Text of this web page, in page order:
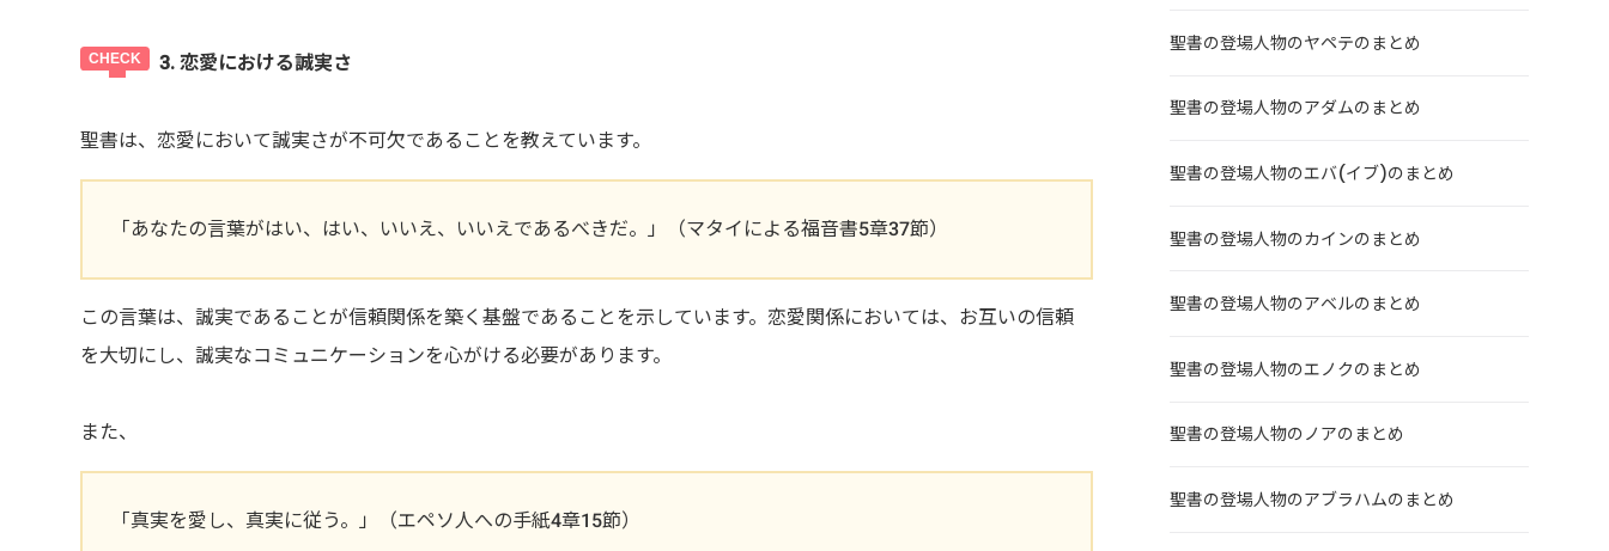
3. 恋愛における誠実さ
聖書は、恋愛において誠実さが不可欠であることを教えています。
「あなたの言葉がはい、はい、いいえ、いいえであるべきだ。」（マタイによる福音書5章37節）
この言葉は、誠実であることが信頼関係を築く基盤であることを示しています。恋愛関係においては、お互いの信頼
を大切にし、誠実なコミュニケーションを心がける必要があります。
また、
「真実を愛し、真実に従う。」（エペソ人への手紙4章15節）
聖書の登場人物のヤペテのまとめ
聖書の登場人物のアダムのまとめ
聖書の登場人物のエバ(イブ)のまとめ
聖書の登場人物のカインのまとめ
聖書の登場人物のアベルのまとめ
聖書の登場人物のエノクのまとめ
聖書の登場人物のノアのまとめ
聖書の登場人物のアブラハムのまとめ